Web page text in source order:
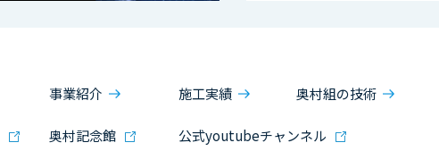
事業紹介 施工実績 奥村組の技術
奥村記念館 公式youtubeチャンネル